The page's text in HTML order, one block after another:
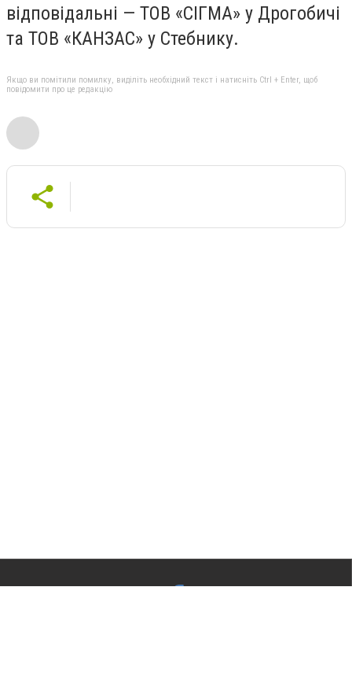
відповідальні — ТОВ «СІГМА» у Дрогобичі
та ТОВ «КАНЗАС» у Стебнику.
Якщо ви помітили помилку, виділіть необхідний текст і натисніть Ctrl + Enter, щоб
повідомити про це редакцію